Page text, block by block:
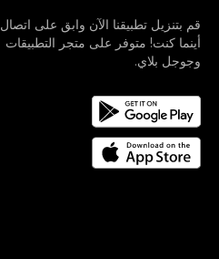
قم بتنزيل تطبيقنا الآن وابق على اتصال
أينما كنت! متوفر على متجر التطبيقات
وجوجل بلاي.